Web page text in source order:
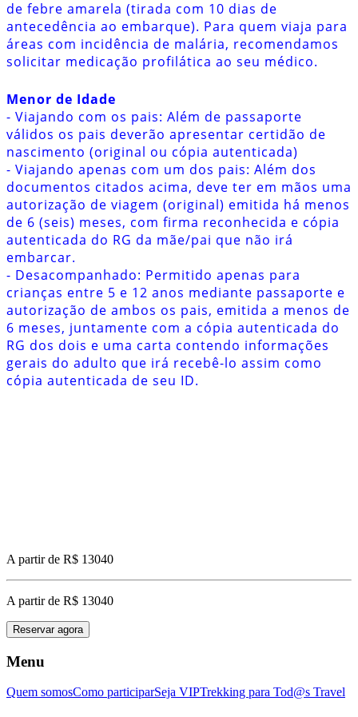
de febre amarela (tirada com 10 dias de
antecedência ao embarque). Para quem viaja para
áreas com incidência de malária, recomendamos
solicitar medicação profilática ao seu médico.
Menor de Idade
- Viajando com os pais: Além de passaporte
válidos os pais deverão apresentar certidão de
nascimento (original ou cópia autenticada)
- Viajando apenas com um dos pais: Além dos
documentos citados acima, deve ter em mãos uma
autorização de viagem (original) emitida há menos
de 6 (seis) meses, com firma reconhecida e cópia
autenticada do RG da mãe/pai que não irá
embarcar.
- Desacompanhado: Permitido apenas para
crianças entre 5 e 12 anos mediante passaporte e
autorização de ambos os pais, emitida a menos de
6 meses, juntamente com a cópia autenticada do
RG dos dois e uma carta contendo informações
gerais do adulto que irá recebê-lo assim como
cópia autenticada de seu ID.
A partir de R$ 13040
A partir de R$ 13040
Reservar agora
Menu
Quem somosComo participarSeja VIPTrekking para Tod@s Travel